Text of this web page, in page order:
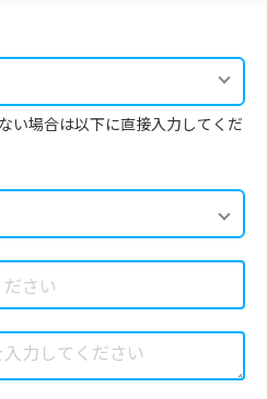
い場合は以下に直接入力してくだ